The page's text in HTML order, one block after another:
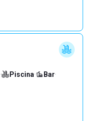
· Piscina· Bar·